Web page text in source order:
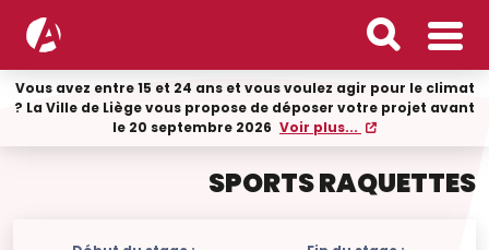
Vous avez entre 15 et 24 ans et vous voulez agir pour le climat
? La Ville de Liège vous propose de déposer votre projet avant
le 20 septembre 2026 Voir plus...
SPORTS RAQUETTES